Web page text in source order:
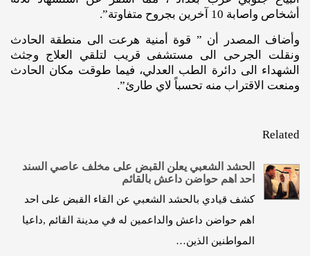
أشخاص واصابة 10 آخرين بجروح متفاوتة”.
وأضاف المصدر أن ” قوة أمنية هرعت الى منطقة الحادث
ونقلت الجرحى الى مستشفى قريب لتلقي العلاج وجثث
الشهداء الى دائرة الطب العدلي، فيما طوقت مكان الحادث
ومنعت الاقتراب منه تحسباً لاي طارئ”.
Related
الحشد الشعبي يعلن القبض على مخلف عاصي السند
احد اهم حواضن داعش بالقائم
كشف قيادي بالحشد الشعبي عن القاء القبض على احد
اهم حواضن داعش والداعمين له في مدينة القائم ,داعيا
المواطنين الذين…